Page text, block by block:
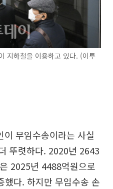
지하철을 이용하고 있다. (이투
무임수송이라는 사실
뚜렷하다. 2020년 2643
2025년 4488억원으로
다. 하지만 무임수송 손